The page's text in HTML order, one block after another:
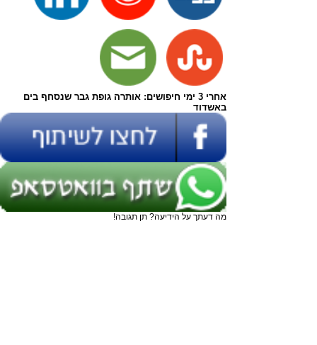
אחרי 3 ימי חיפושים: אותרה גופת גבר שנסחף בים
באשדוד
מה דעתך על הידיעה? תן תגובה!